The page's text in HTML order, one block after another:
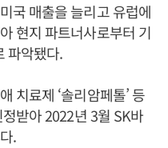
국 매출을 늘리고 유럽에
현지 파트너사로부터 기
파악됐다.
치료제 ‘솔리암페톨’ 등
받아 2022년 3월 SK바
.